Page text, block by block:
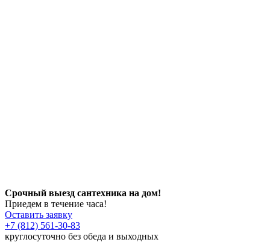
Срочный выезд сантехника на дом!
Приедем в течение часа!
Оставить заявку
+7 (812) 561-30-83
круглосуточно без обеда и выходных